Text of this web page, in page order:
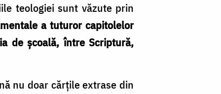
teologiei sunt văzute prin
a tuturor capitolelor
de școală, între Scriptură,
nu doar cărțile extrase din